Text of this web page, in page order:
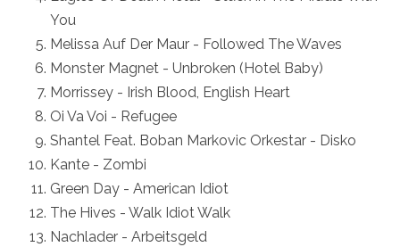
You
Melissa Auf Der Maur - Followed The Waves
Monster Magnet - Unbroken (Hotel Baby)
Morrissey - Irish Blood, English Heart
Oi Va Voi - Refugee
Shantel Feat. Boban Markovic Orkestar - Disko
Kante - Zombi
Green Day - American Idiot
The Hives - Walk Idiot Walk
Nachlader - Arbeitsgeld